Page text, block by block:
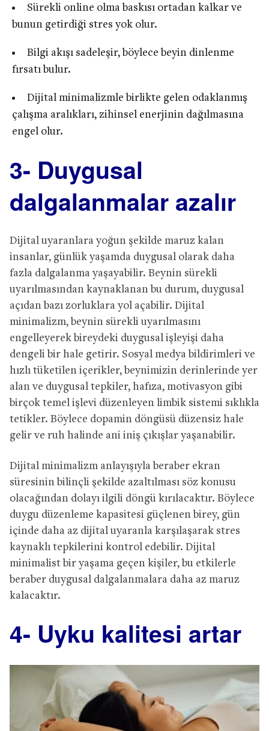
Sürekli online olma baskısı ortadan kalkar ve
bunun getirdiği stres yok olur.
Bilgi akışı sadeleşir, böylece beyin dinlenme
fırsatı bulur.
Dijital minimalizmle birlikte gelen odaklanmış
çalışma aralıkları, zihinsel enerjinin dağılmasına
engel olur.
3- Duygusal
dalgalanmalar azalır
Dijital uyaranlara yoğun şekilde maruz kalan
insanlar, günlük yaşamda duygusal olarak daha
fazla dalgalanma yaşayabilir. Beynin sürekli
uyarılmasından kaynaklanan bu durum, duygusal
açıdan bazı zorluklara yol açabilir. Dijital
minimalizm, beynin sürekli uyarılmasını
engelleyerek bireydeki duygusal işleyişi daha
dengeli bir hale getirir. Sosyal medya bildirimleri ve
hızlı tüketilen içerikler, beynimizin derinlerinde yer
alan ve duygusal tepkiler, hafıza, motivasyon gibi
birçok temel işlevi düzenleyen limbik sistemi sıklıkla
tetikler. Böylece dopamin döngüsü düzensiz hale
gelir ve ruh halinde ani iniş çıkışlar yaşanabilir.
Dijital minimalizm anlayışıyla beraber ekran
süresinin bilinçli şekilde azaltılması söz konusu
olacağından dolayı ilgili döngü kırılacaktır. Böylece
duygu düzenleme kapasitesi güçlenen birey, gün
içinde daha az dijital uyaranla karşılaşarak stres
kaynaklı tepkilerini kontrol edebilir. Dijital
minimalist bir yaşama geçen kişiler, bu etkilerle
beraber duygusal dalgalanmalara daha az maruz
kalacaktır.
4- Uyku kalitesi artar